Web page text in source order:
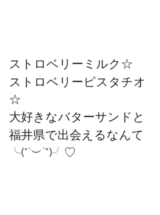
ストロベリーミルク☆
ストロベリーピスタチオ
☆
大好きなバターサンドと
福井県で出会えるなんて
╰(*´︶`*)╯♡